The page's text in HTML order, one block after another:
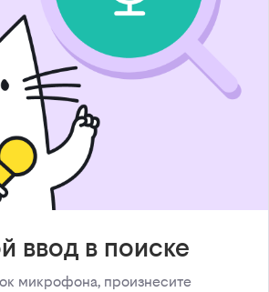
ввод в поиске
микрофона, произнесите